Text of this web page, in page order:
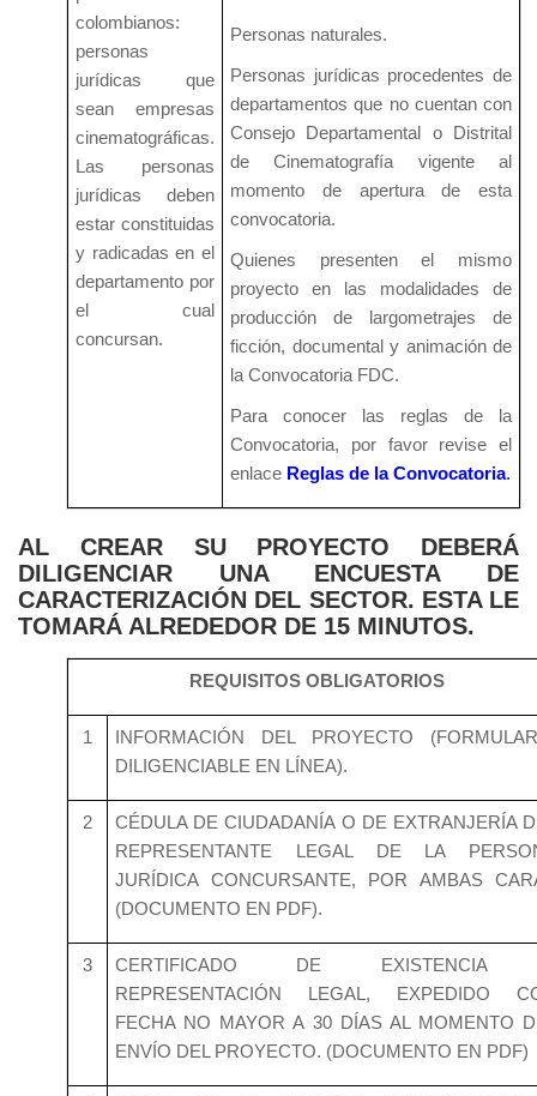
colombianos:
personas
jurídicas que
sean empresas
cinematográficas.
Las personas
jurídicas deben
estar constituidas
y radicadas en el
departamento por
el cual
concursan.
Personas naturales.
Personas jurídicas procedentes de
departamentos que no cuentan con
Consejo Departamental o Distrital
de Cinematografía vigente al
momento de apertura de esta
convocatoria.
Quienes presenten el mismo
proyecto en las modalidades de
producción de largometrajes de
ficción, documental y animación de
la Convocatoria FDC.
Para conocer las reglas de la
Convocatoria, por favor revise el
enlace Reglas de la Convocatoria.
AL CREAR SU PROYECTO DEBERÁ
DILIGENCIAR UNA ENCUESTA DE
CARACTERIZACIÓN DEL SECTOR. ESTA LE
TOMARÁ ALREDEDOR DE 15 MINUTOS.
REQUISITOS OBLIGATORIOS
1
INFORMACIÓN DEL PROYECTO
DILIGENCIABLE EN LÍNEA).
2
CÉDULA DE CIUDADANÍA O DE EXTRANJERÍA
REPRESENTANTE LEGAL DE LA
JURÍDICA CONCURSANTE, POR AMBAS
(DOCUMENTO EN PDF).
3
CERTIFICADO DE EXISTENCIA
REPRESENTACIÓN LEGAL, EXPEDIDO
FECHA NO MAYOR A 30 DÍAS AL MOMENTO
ENVÍO DEL PROYECTO. (DOCUMENTO EN PDF)